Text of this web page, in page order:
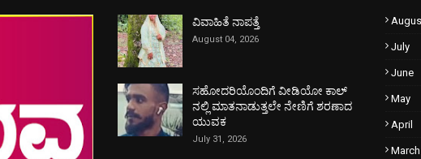
ವಿವಾಹಿತೆ ನಾಪತ್ತೆ
August 04, 2026
ಸಹೋದರಿಯೊಂದಿಗೆ ವೀಡಿಯೋ ಕಾಲ್
ನಲ್ಲಿ ಮಾತನಾಡುತ್ತಲೇ ನೇಣಿಗೆ ಶರಣಾದ
ಯುವಕ
July 31, 2026
July
June
May
April
March